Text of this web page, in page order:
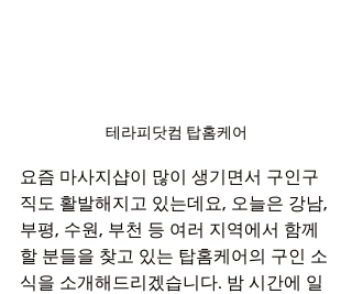
테라피닷컴 탑홈케어
요즘 마사지샵이 많이 생기면서 구인구
직도 활발해지고 있는데요, 오늘은 강남,
부평, 수원, 부천 등 여러 지역에서 함께
할 분들을 찾고 있는 탑홈케어의 구인 소
식을 소개해드리겠습니다. 밤 시간에 일